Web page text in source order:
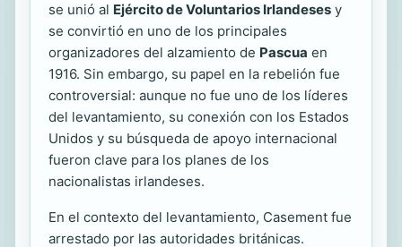
se unió al Ejército de Voluntarios Irlandeses y
se convirtió en uno de los principales
organizadores del alzamiento de Pascua en
1916. Sin embargo, su papel en la rebelión fue
controversial: aunque no fue uno de los líderes
del levantamiento, su conexión con los Estados
Unidos y su búsqueda de apoyo internacional
fueron clave para los planes de los
nacionalistas irlandeses.
En el contexto del levantamiento, Casement fue
arrestado por las autoridades británicas.